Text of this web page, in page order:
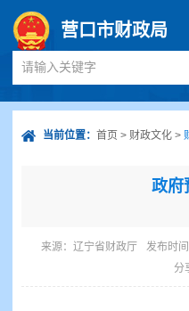
营口市财政局
请输入关键字
当前位置： 首页 > 财政文化 >
政府
来源： 辽宁省财政厅 发布时
分